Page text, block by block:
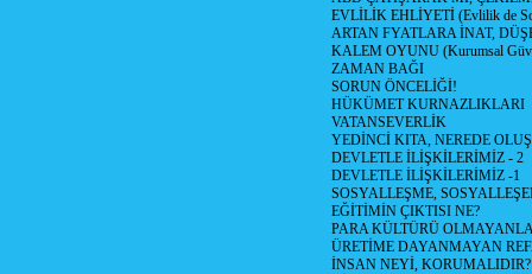
EVLİLİK EHLİYETİ (Evlilik de
ARTAN FYATLARA İNAT,
KALEM OYUNU (Kurumsal
ZAMAN BAĞI
SORUN ÖNCELİĞİ!
HÜKÜMET KURNAZLIKLARI
VATANSEVERLİK
YEDİNCİ KITA, NEREDE
DEVLETLE İLİŞKİLERİMİZ - 2
DEVLETLE İLİŞKİLERİMİZ -1
SOSYALLEŞME,
EĞİTİMİN ÇIKTISI NE?
PARA KÜLTÜRÜ
ÜRETİME DAYANMAYAN
İNSAN NEYİ, KORUMALIDIR?